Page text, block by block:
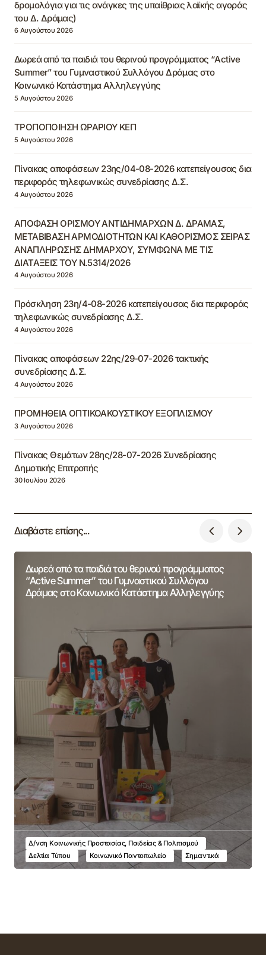
δρομολόγια για τις ανάγκες της υπαίθριας λαϊκής αγοράς
του Δ. Δράμας)
6 Αυγούστου 2026
Δωρεά από τα παιδιά του θερινού προγράμματος “Active
Summer” του Γυμναστικού Συλλόγου Δράμας στο
Κοινωνικό Κατάστημα Αλληλεγγύης
5 Αυγούστου 2026
ΤΡΟΠΟΠΟΙΗΣΗ ΩΡΑΡΙΟΥ ΚΕΠ
5 Αυγούστου 2026
Πίνακας αποφάσεων 23ης/04-08-2026 κατεπείγουσας δια
περιφοράς τηλεφωνικώς συνεδρίασης Δ.Σ.
4 Αυγούστου 2026
ΑΠΟΦΑΣΗ ΟΡΙΣΜΟΥ ΑΝΤΙΔΗΜΑΡΧΩΝ Δ. ΔΡΑΜΑΣ,
ΜΕΤΑΒΙΒΑΣΗ ΑΡΜΟΔΙΟΤΗΤΩΝ ΚΑΙ ΚΑΘΟΡΙΣΜΟΣ ΣΕΙΡΑΣ
ΑΝΑΠΛΗΡΩΣΗΣ ΔΗΜΑΡΧΟΥ, ΣΥΜΦΩΝΑ ΜΕ ΤΙΣ
ΔΙΑΤΑΞΕΙΣ ΤΟΥ Ν.5314/2026
4 Αυγούστου 2026
Πρόσκληση 23η/4-08-2026 κατεπείγουσας δια περιφοράς
τηλεφωνικώς συνεδρίασης Δ.Σ.
4 Αυγούστου 2026
Πίνακας αποφάσεων 22ης/29-07-2026 τακτικής
συνεδρίασης Δ.Σ.
4 Αυγούστου 2026
ΠΡΟΜΗΘΕΙΑ ΟΠΤΙΚΟΑΚΟΥΣΤΙΚΟΥ ΕΞΟΠΛΙΣΜΟΥ
3 Αυγούστου 2026
Πίνακας Θεμάτων 28ης/28-07-2026 Συνεδρίασης
Δημοτικής Επιτροπής
30 Ιουλίου 2026
Διαβάστε επίσης...
Δωρεά από τα παιδιά του θερινού προγράμματος
“Active Summer” του Γυμναστικού Συλλόγου
Δράμας στο Κοινωνικό Κατάστημα Αλληλεγγύης
Δ/νση Κοινωνικής Προστασίας, Παιδείας & Πολιτισμού
Δελτία Τύπου
Κοινωνικό Παντοπωλείο Σημαντικά